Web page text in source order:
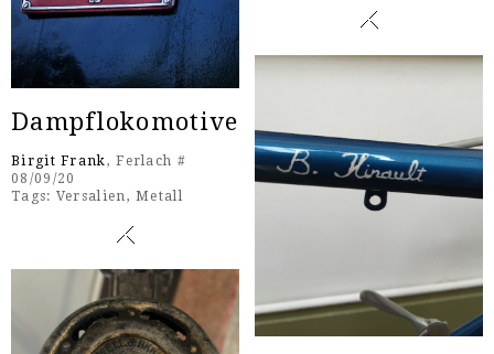
Dampflokomotive
Birgit Frank, Ferlach #
08/09/20
Tags: Versalien,Metall